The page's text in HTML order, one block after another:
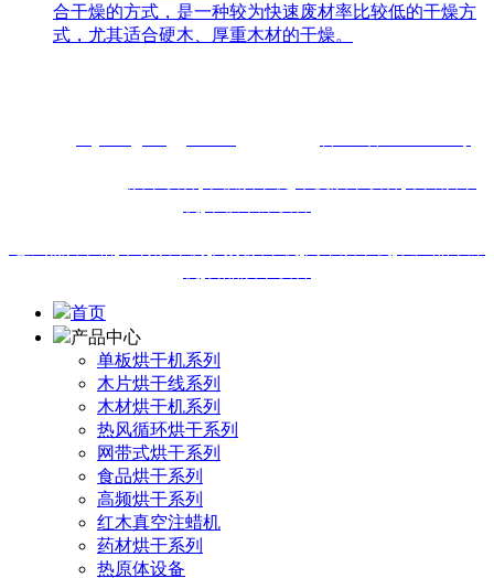
合干燥的方式，是一种较为快速废材率比较低的干燥方
式，尤其适合硬木、厚重木材的干燥。
首页
产品中心
单板烘干机系列
木片烘干线系列
木材烘干机系列
热风循环烘干系列
网带式烘干系列
食品烘干系列
高频烘干系列
红木真空注蜡机
药材烘干系列
热原体设备